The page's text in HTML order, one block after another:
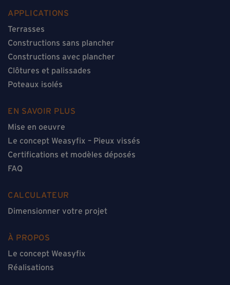
APPLICATIONS
Terrasses
Constructions sans plancher
Constructions avec plancher
Clôtures et palissades
Poteaux isolés
EN SAVOIR PLUS
Mise en oeuvre
Le concept Weasyfix – Pieux vissés
Certifications et modèles déposés
FAQ
CALCULATEUR
Dimensionner votre projet
À PROPOS
Le concept Weasyfix
Réalisations